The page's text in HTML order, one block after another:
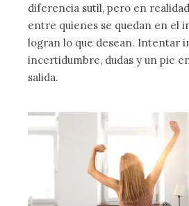
diferencia sutil, pero en
entre quienes se quedan en el
logran lo que desean. Intentar
incertidumbre, dudas y un pie
salida.